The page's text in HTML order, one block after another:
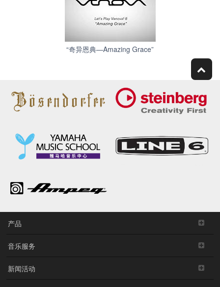
“奇异恩典—Amazing Grace”
产品
音乐服务
新闻活动